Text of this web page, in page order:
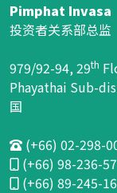
Pimphat Invasa
投资者关系部总监
979/92-94, 29th
Phayathai Sub-
国
(+66) 02-298-
(+66) 98-236-
(+66) 89-245-